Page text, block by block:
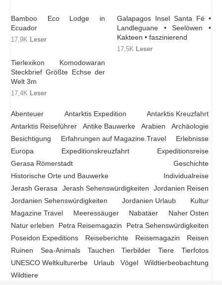
Bamboo Eco Lodge in
Ecuador
17,9K Leser
Galapagos Insel Santa Fé •
Landleguane • Seelöwen •
Kakteen • faszinierend
17,5K Leser
Tierlexikon Komodowaran
Steckbrief Größte Echse der
Welt 3m
17,4K Leser
Abenteuer Antarktis Expedition
Antarktis Kreuzfahrt
Antarktis Reiseführer
Antike Bauwerke Arabien
Archäologie
Besichtigung
Erfahrungen auf Magazine.Travel
Erlebnisse
Europa
Expeditionskreuzfahrt
Expeditionsreise
Gerasa Römerstadt
Geschichte
Historische Orte und Bauwerke
Individualreise
Jerash Gerasa
Jerash Sehenswürdigkeiten
Jordanien Reisen
Jordanien Sehenswürdigkeiten
Jordanien Urlaub
Kultur
Magazine Travel
Meeressäuger Nabatäer
Naher Osten
Natur erleben
Petra Reisemagazin
Petra Sehenswürdigkeiten
Poseidon Expeditions
Reiseberichte Reisemagazin
Reisen
Ruinen
Sea-Animals Tauchen Tierbilder Tiere
Tierfotos
UNESCO Weltkulturerbe
Urlaub Vögel
Wildtierbeobachtung
Wildtiere